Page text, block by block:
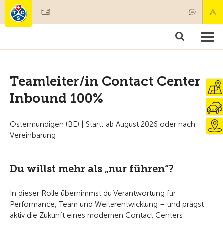
Mitgliedschaft & Leistungen
Teamleiter/in Contact Center
Inbound 100%
Ostermundigen (BE) | Start: ab August 2026 oder nach
Vereinbarung
Du willst mehr als „nur führen“?
In dieser Rolle übernimmst du Verantwortung für
Performance, Team und Weiterentwicklung – und prägst
aktiv die Zukunft eines modernen Contact Centers